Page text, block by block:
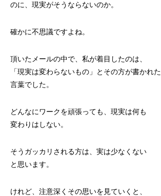
のに、現実がそうならないのか。
確かに不思議ですよね。
頂いたメールの中で、私が着目したのは、
「現実は変わらないもの」とその方が書かれた
言葉でした。
どんなにワークを頑張っても、現実は何も
変わりはしない。
そうガッカリされる方は、実は少なくない
と思います。
けれど、注意深くその思いを見ていくと、